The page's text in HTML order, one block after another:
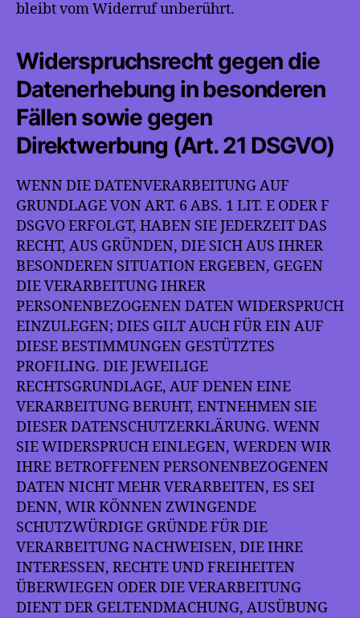
bleibt vom Widerruf unberührt.
Widerspruchsrecht gegen die
Datenerhebung in besonderen
Fällen sowie gegen
Direktwerbung (Art. 21 DSGVO)
WENN DIE DATENVERARBEITUNG AUF
GRUNDLAGE VON ART. 6 ABS. 1 LIT. E ODER F
DSGVO ERFOLGT, HABEN SIE JEDERZEIT DAS
RECHT, AUS GRÜNDEN, DIE SICH AUS IHRER
BESONDEREN SITUATION ERGEBEN, GEGEN
DIE VERARBEITUNG IHRER
PERSONENBEZOGENEN DATEN WIDERSPRUCH
EINZULEGEN; DIES GILT AUCH FÜR EIN AUF
DIESE BESTIMMUNGEN GESTÜTZTES
PROFILING. DIE JEWEILIGE
RECHTSGRUNDLAGE, AUF DENEN EINE
VERARBEITUNG BERUHT, ENTNEHMEN SIE
DIESER DATENSCHUTZERKLÄRUNG. WENN
SIE WIDERSPRUCH EINLEGEN, WERDEN WIR
IHRE BETROFFENEN PERSONENBEZOGENEN
DATEN NICHT MEHR VERARBEITEN, ES SEI
DENN, WIR KÖNNEN ZWINGENDE
SCHUTZWÜRDIGE GRÜNDE FÜR DIE
VERARBEITUNG NACHWEISEN, DIE IHRE
INTERESSEN, RECHTE UND FREIHEITEN
ÜBERWIEGEN ODER DIE VERARBEITUNG
DIENT DER GELTENDMACHUNG, AUSÜBUNG